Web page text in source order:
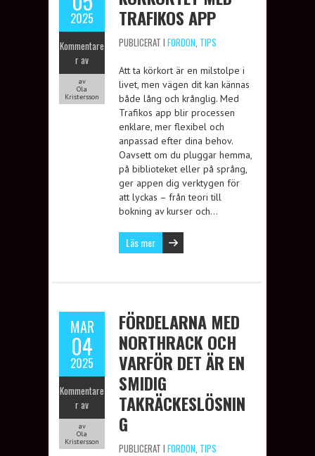
2025
Kommentare
r av
av
Ola
Kristersson
TRAFIKOS APP
PUBLICERAT I FORDON TIPS
Att ta körkort är en milstolpe i
livet, men vägen dit kan kännas
både lång och krånglig. Med
Trafikos app blir processen
enklare, mer flexibel och
anpassad efter dina behov.
Oavsett om du pluggar hemma,
på biblioteket eller på språng,
ger appen dig verktygen för
att lyckas – från teori till
bokning av kurser och…
Läs mer
MAR
04
2025
Kommentare
r av
av
Ola
Kristersson
FÖRDELARNA MED
NORTHRACK OCH
VARFÖR DET ÄR EN
SMIDIG
TAKRÄCKESLÖSNIN
G
PUBLICERAT I FORDON TIPS